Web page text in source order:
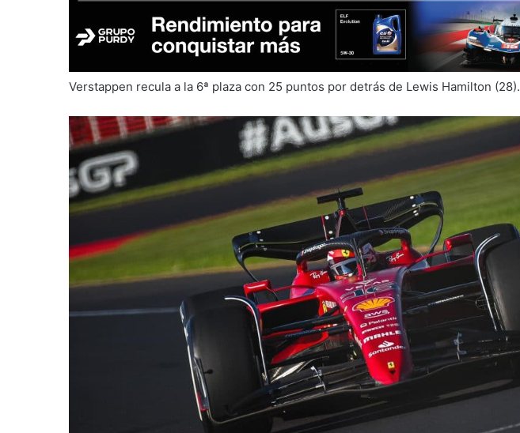
Verstappen recula a la 6ª plaza con 25 puntos por detrás de Lewis Hamilton (28).